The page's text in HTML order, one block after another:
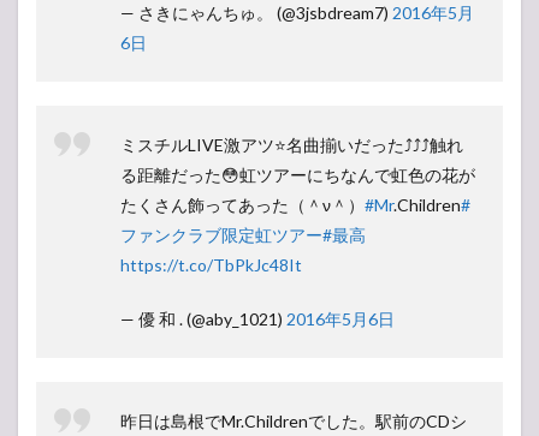
— さきにゃんちゅ。 (@3jsbdream7) 2016年5月
6日
ミスチルLIVE激アツ⭐️名曲揃いだった⤴︎⤴︎⤴︎触れ
る距離だった😳虹ツアーにちなんで虹色の花が
たくさん飾ってあった（＾ν＾） #Mr.Children#
ファンクラブ限定虹ツアー#最高
https://t.co/TbPkJc48It
— 優 和 . (@aby_1021) 2016年5月6日
昨日は島根でMr.Childrenでした。駅前のCDシ